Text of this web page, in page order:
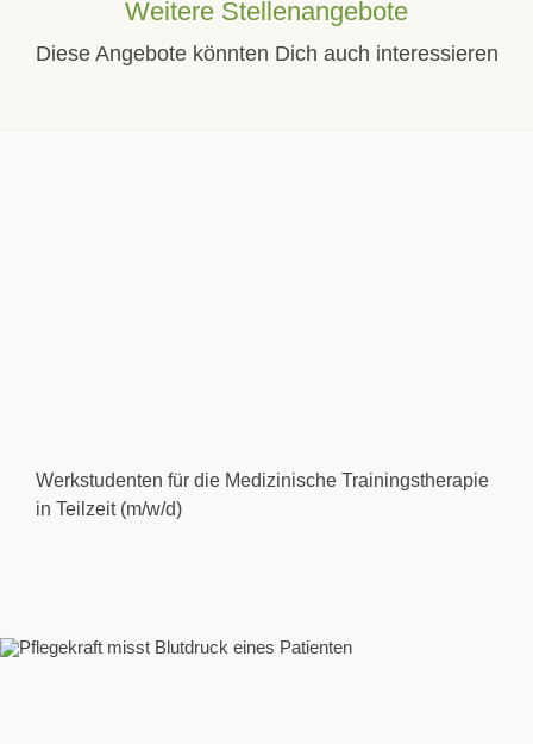
Weitere Stellenangebote
Diese Angebote könnten Dich auch interessieren
Werkstudenten für die Medizinische Trainingstherapie
in Teilzeit (m/w/d)